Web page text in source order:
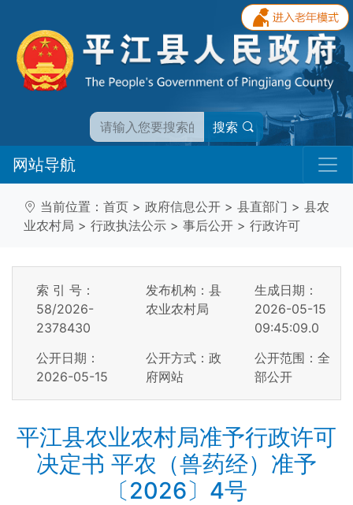
搜索
网站导航
当前位置： 首页 > 政府信息公开 > 县直部门 > 县农
业农村局 > 行政执法公示 > 事后公开 > 行政许可
索 引 号：
58/2026-
2378430
发布机构：县
农业农村局
生成日期：
2026-05-15
09:45:09.0
公开日期：
2026-05-15
公开方式：政
府网站
公开范围：全
部公开
平江县农业农村局准予行政许可
决定书 平农（兽药经）准予
〔2026〕4号